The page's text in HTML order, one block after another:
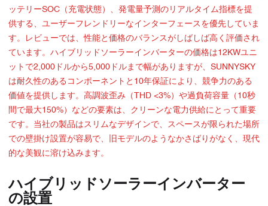
ッテリーSOC（充電状態）、発電量予測のリアルタイム指標を提
供する、ユーザーフレンドリーなインターフェースを優先していま
す。レビューでは、性能と価格のバランスがしばしば高く評価され
ています。ハイブリッドソーラーインバーターの価格は12KWユニ
ットで2,000ドルから5,000ドルまで幅がありますが、SUNNYSKY
は耐久性のあるコンポーネントと10年保証により、競争力のある
価値を提供します。高調波歪み（THD <3%）や過負荷容量（10秒
間で最大150%）などの要素は、クリーンな電力供給にとって重要
です。当社の製品はスリムなデザインで、スペースが限られた場所
での壁掛け設置が容易で、旧モデルのようなかさばりがなく、現代
的な美観に溶け込みます。
ハイブリッドソーラーインバーター
の設置